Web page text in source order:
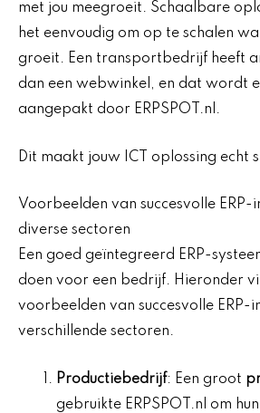
met jou meegroeit. Schaalbare
het eenvoudig om op te schalen
groeit. Een transportbedrijf heeft
dan een webwinkel, en dat wordt
aangepakt door ERPSPOT.nl.
Dit maakt jouw ICT oplossing echt
Voorbeelden van succesvolle
diverse sectoren
Een goed geïntegreerd ERP-
doen voor een bedrijf. Hieronder
voorbeelden van succesvolle ERP-
verschillende sectoren.
Productiebedrijf: Een groot
gebruikte ERPSPOT.nl om